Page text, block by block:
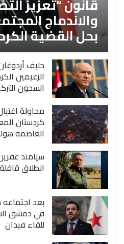
والاندماج
بحل القضية
حليف
الزعيمين
السجون
محاولة
كردستان
العاصمة
سيامند
انطلاق
بعد
في دمشق
للقاء فيدان